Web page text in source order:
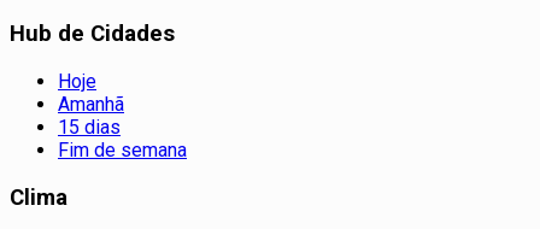
Hub de Cidades
Hoje
Amanhã
15 dias
Fim de semana
Clima